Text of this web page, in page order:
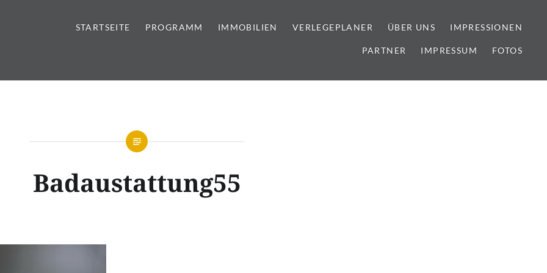
| Sanitär | Immobilien
STARTSEITE PROGRAMM IMMOBILIEN VERLEGEPLANER ÜBER UNS IMPRESSIONEN
PARTNER IMPRESSUM FOTOS
Badaustattung55